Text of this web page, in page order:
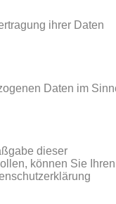
ihrer Daten
Daten im
dieser
können Sie Ihren